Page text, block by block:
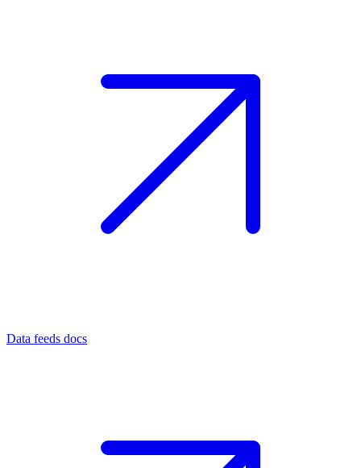
Data feeds docs